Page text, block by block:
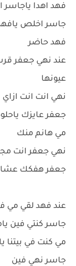
فهد اهدا ياجاسر
جاسر اخلص
فهد حاضر
عند نهي جعفر
عيونها
نهي انت انت
جعفر عايزك
مي هانم منك
نهي جعفر انت
جعفر هفكك
عند فهد لقي مي
جاسر كنتي فين
مي كنت في بيتنا
جاسر نهي فين